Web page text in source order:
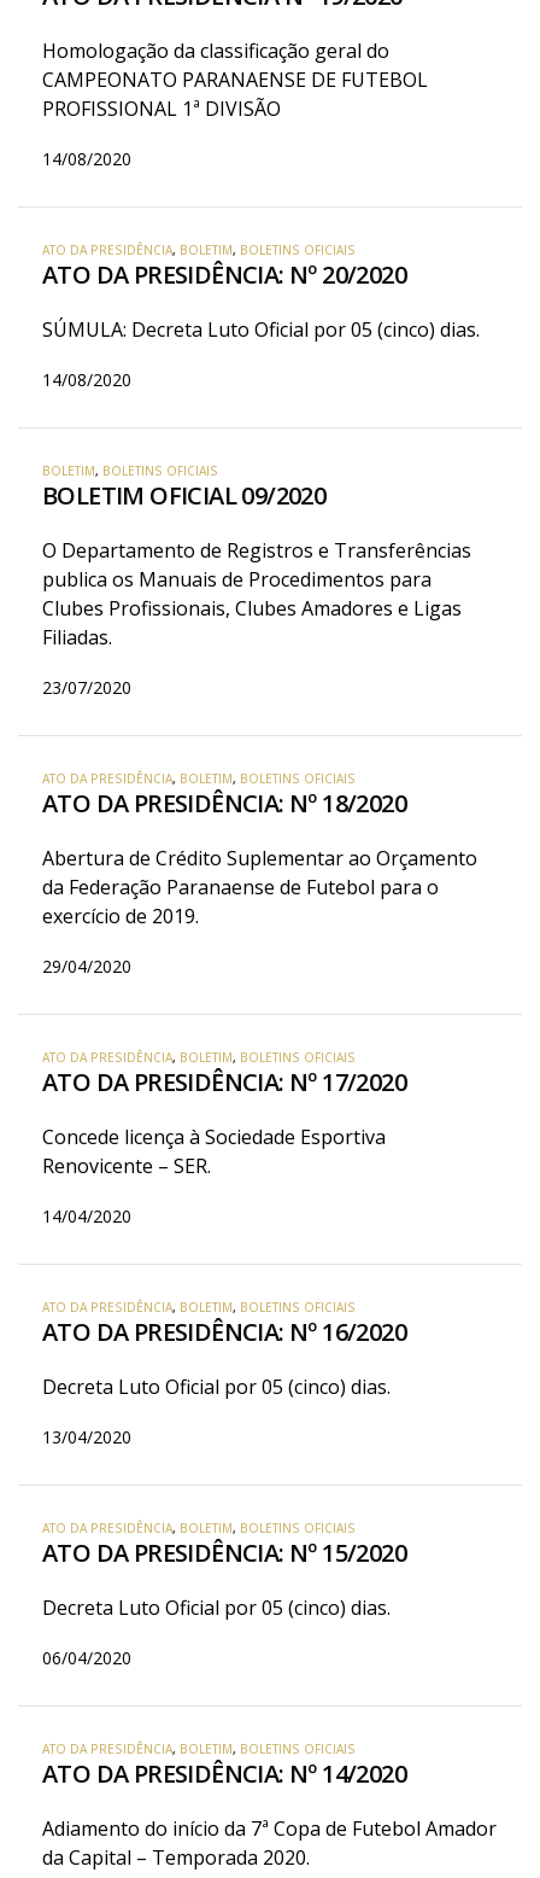
Homologação da classificação geral do
CAMPEONATO PARANAENSE DE FUTEBOL
PROFISSIONAL 1ª DIVISÃO
14/08/2020
ATO DA PRESIDÊNCIA, BOLETIM, BOLETINS OFICIAIS
ATO DA PRESIDÊNCIA: Nº 20/2020
SÚMULA: Decreta Luto Oficial por 05 (cinco) dias.
14/08/2020
BOLETIM, BOLETINS OFICIAIS
BOLETIM OFICIAL 09/2020
O Departamento de Registros e Transferências
publica os Manuais de Procedimentos para
Clubes Profissionais, Clubes Amadores e Ligas
Filiadas.
23/07/2020
ATO DA PRESIDÊNCIA, BOLETIM, BOLETINS OFICIAIS
ATO DA PRESIDÊNCIA: Nº 18/2020
Abertura de Crédito Suplementar ao Orçamento
da Federação Paranaense de Futebol para o
exercício de 2019.
29/04/2020
ATO DA PRESIDÊNCIA, BOLETIM, BOLETINS OFICIAIS
ATO DA PRESIDÊNCIA: Nº 17/2020
Concede licença à Sociedade Esportiva
Renovicente – SER.
14/04/2020
ATO DA PRESIDÊNCIA, BOLETIM, BOLETINS OFICIAIS
ATO DA PRESIDÊNCIA: Nº 16/2020
Decreta Luto Oficial por 05 (cinco) dias.
13/04/2020
ATO DA PRESIDÊNCIA, BOLETIM, BOLETINS OFICIAIS
ATO DA PRESIDÊNCIA: Nº 15/2020
Decreta Luto Oficial por 05 (cinco) dias.
06/04/2020
ATO DA PRESIDÊNCIA, BOLETIM, BOLETINS OFICIAIS
ATO DA PRESIDÊNCIA: Nº 14/2020
Adiamento do início da 7ª Copa de Futebol Amador
da Capital – Temporada 2020.